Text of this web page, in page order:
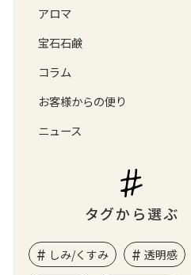
アロマ
宝石石鹸
コラム
お客様からの便り
ニュース
タグから選ぶ
しみ/くすみ 透明感